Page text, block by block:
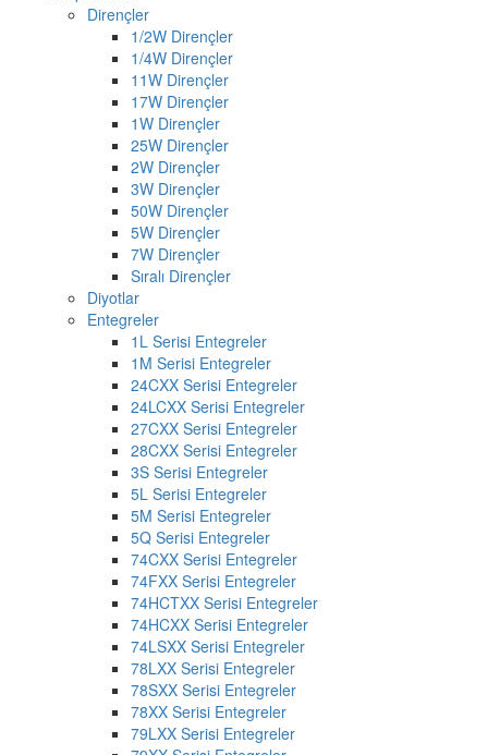
Dirençler
1/2W Dirençler
1/4W Dirençler
11W Dirençler
17W Dirençler
1W Dirençler
25W Dirençler
2W Dirençler
3W Dirençler
50W Dirençler
5W Dirençler
7W Dirençler
Sıralı Dirençler
Diyotlar
Entegreler
1L Serisi Entegreler
1M Serisi Entegreler
24CXX Serisi Entegreler
24LCXX Serisi Entegreler
27CXX Serisi Entegreler
28CXX Serisi Entegreler
3S Serisi Entegreler
5L Serisi Entegreler
5M Serisi Entegreler
5Q Serisi Entegreler
74CXX Serisi Entegreler
74FXX Serisi Entegreler
74HCTXX Serisi Entegreler
74HCXX Serisi Entegreler
74LSXX Serisi Entegreler
78LXX Serisi Entegreler
78SXX Serisi Entegreler
78XX Serisi Entegreler
79LXX Serisi Entegreler